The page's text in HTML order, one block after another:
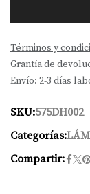
Términos y
Grantía de
Envío: 2-3 días
SKU:575DH002
Categorías:
Compartir: